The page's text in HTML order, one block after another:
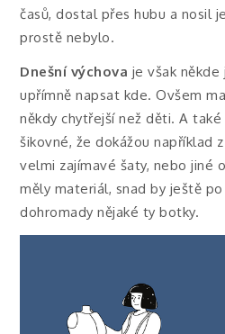
časů, dostal přes hubu a nosil
prostě nebylo.
Dnešní výchova je však
upřímně napsat kde. Ovšem
někdy chytřejší než děti. A
šikovné, že dokážou
velmi zajímavé šaty, nebo jiné
měly materiál, snad by ještě
dohromady nějaké ty botky.